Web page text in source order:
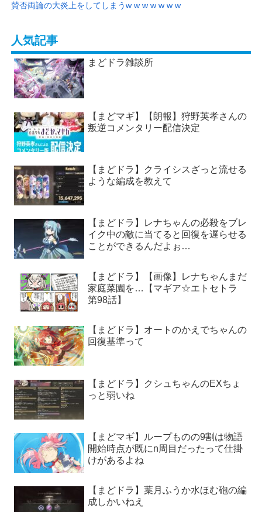
賛否両論の大炎上をしてしまうw w w w w w w
人気記事
まどドラ雑談所
【まどマギ】【朗報】狩野英孝さんの
叛逆コメンタリー配信決定
【まどドラ】クライシスざっと流せる
ような編成を教えて
【まどドラ】レナちゃんの必殺をブレ
イク中の敵に当てると回復を遅らせる
ことができるんだよぉ…
【まどドラ】【画像】レナちゃんまだ
家庭菜園を…【マギア☆エトセトラ
第98話】
【まどドラ】オートのかえでちゃんの
回復基準って
【まどドラ】クシュちゃんのEXちょ
っと弱いね
【まどマギ】ループものの9割は物語
開始時点が既にn周目だったって仕掛
けがあるよね
【まどドラ】葉月ふうか水ほむ砲の編
成しかいねえ